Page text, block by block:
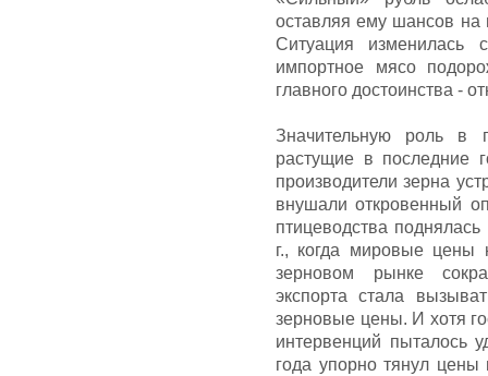
оставляя ему шансов на
Ситуация изменилась
импортное мясо
главного достоинства -
Значительную роль в
растущие в последние
производители зерна
внушали откровенный
птицеводства
г., когда мировые
зерновом рынке
экспорта стала
зерновые цены. И хотя
интервенций пыталось
года упорно тянул цены